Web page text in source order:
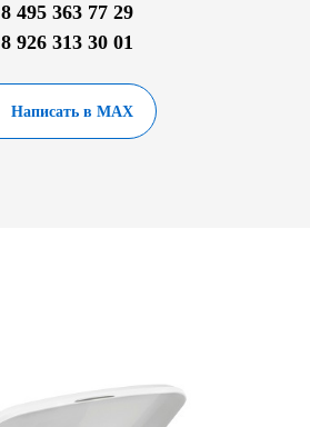
8 495 363 77 29
8 926 313 30 01
Написать в MAX